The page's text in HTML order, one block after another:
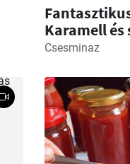
Karamell és
Csesminaz